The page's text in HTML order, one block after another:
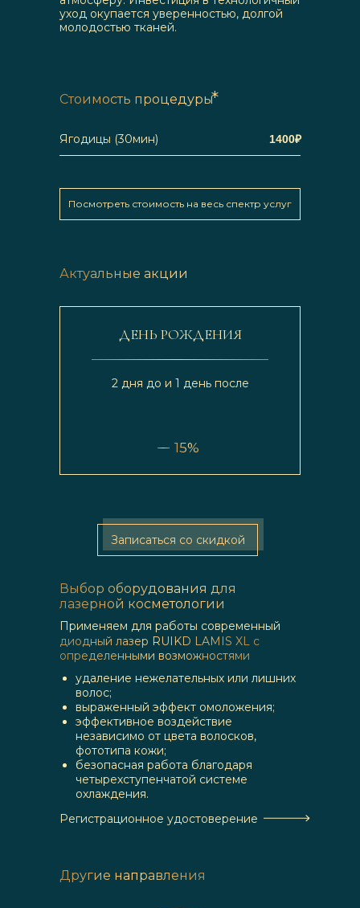
уход окупается уверенностью, долгой
молодостью тканей.
Стоимость процедуры*
Ягодицы (30мин) 1400₽
Посмотреть стоимость на весь спектр услуг
Актуальные акции
2 дня до и 1 день после
ДЕНЬ РОЖДЕНИЯ
15%
Записаться со скидкой
Выбор оборудования для
лазерной косметологии
удаление нежелательных или лишних
волос;
выраженный эффект омоложения;
эффективное воздействие
независимо от цвета волосков,
фототипа кожи;
безопасная работа благодаря
четырехступенчатой системе
охлаждения.
Применяем для работы современный
диодный лазер RUIKD LAMIS XL с
определенными возможностями
Регистрационное удостоверение
Другие направления